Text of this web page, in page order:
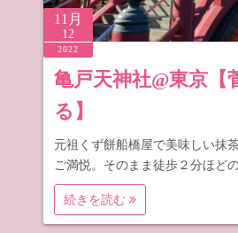
11月
12
2022
亀戸天神社@東京【
る】
元祖くず餅船橋屋で美味しい抹
ご満悦。そのまま徒歩２分ほど
続きを読む